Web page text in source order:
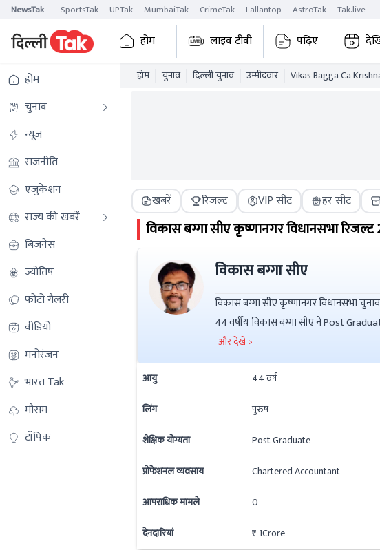
NewsTak SportsTak UPTak MumbaiTak CrimeTak Lallantop AstroTak Tak.live
होम लाइव टीवी पढ़िए
होम
चुनाव
न्यूज़
राजनीति
एजुकेशन
राज्य की खबरें
बिजनेस
ज्योतिष
फोटो गैलरी
वीडियो
मनोरंजन
भारत Tak
मौसम
टॉपिक
होम चुनाव दिल्ली चुनाव उम्मीदवार Vikas Bagga Ca
खबरें रिजल्ट VIP सीट हर सीट
विकास बग्गा सीएकृष्णानगरविधानसभा रिजल्ट
विकास बग्गा सीए
विकास बग्गा सीए कृष्णानगर विधानसभा चुनाव 2025 में आप के
44 वर्षीय विकास बग्गा सीए ने Post Graduate की है इनकी कुल संपत्ति ₹ 16.3Lac है. इनके ऊपर ₹ 1Crore की देनदारी है.
इनके ऊपर आपराधिक मामले नहीं हैं.
और देखें >
आयु 44वर्ष
लिंग
पुरुष
शैक्षिक योग्यता
Post Graduate
प्रोफेशनल व्यवसाय
Chartered Accountant
आपराधिक मामले
0
देनदारियां
₹ 1Crore